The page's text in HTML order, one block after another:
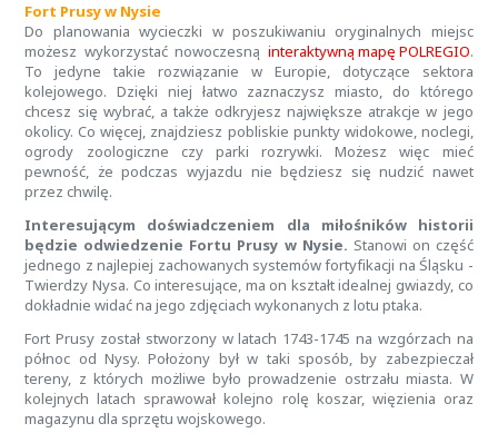
Fort Prusy w Nysie
Do planowania wycieczki w poszukiwaniu oryginalnych miejsc
możesz wykorzystać nowoczesną interaktywną mapę POLREGIO.
To jedyne takie rozwiązanie w Europie, dotyczące sektora
kolejowego. Dzięki niej łatwo zaznaczysz miasto, do którego
chcesz się wybrać, a także odkryjesz największe atrakcje w jego
okolicy. Co więcej, znajdziesz pobliskie punkty widokowe, noclegi,
ogrody zoologiczne czy parki rozrywki. Możesz więc mieć
pewność, że podczas wyjazdu nie będziesz się nudzić nawet
przez chwilę.
Interesującym doświadczeniem dla miłośników historii
będzie odwiedzenie Fortu Prusy w Nysie. Stanowi on część
jednego z najlepiej zachowanych systemów fortyfikacji na Śląsku -
Twierdzy Nysa. Co interesujące, ma on kształt idealnej gwiazdy, co
dokładnie widać na jego zdjęciach wykonanych z lotu ptaka.
Fort Prusy został stworzony w latach 1743-1745 na wzgórzach na
północ od Nysy. Położony był w taki sposób, by zabezpieczał
tereny, z których możliwe było prowadzenie ostrzału miasta. W
kolejnych latach sprawował kolejno rolę koszar, więzienia oraz
magazynu dla sprzętu wojskowego.